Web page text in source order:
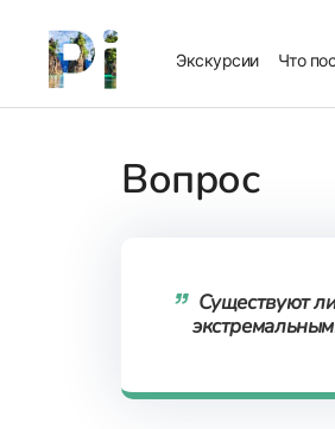
Экскурсии Что
Вопрос
Существуют